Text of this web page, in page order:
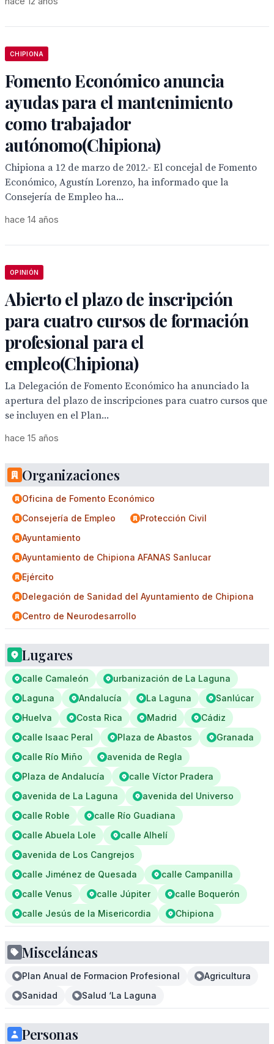
CHIPIONA
Fomento Económico anuncia
ayudas para el mantenimiento
como trabajador
autónomo(Chipiona)
Chipiona a 12 de marzo de 2012.- El concejal de Fomento
Económico, Agustín Lorenzo, ha informado que la
Consejería de Empleo ha...
hace 14 años
OPINIÓN
Abierto el plazo de inscripción
para cuatro cursos de formación
profesional para el
empleo(Chipiona)
La Delegación de Fomento Económico ha anunciado la
apertura del plazo de inscripciones para cuatro cursos que
se incluyen en el Plan...
hace 15 años
Organizaciones
Oficina de Fomento Económico
Consejería de Empleo
Protección Civil
Ayuntamiento
Ayuntamiento de Chipiona AFANAS Sanlucar
Ejército
Delegación de Sanidad del Ayuntamiento de Chipiona
Centro de Neurodesarrollo
Lugares
calle Camaleón
urbanización de La Laguna
Laguna
Andalucía La Laguna
Sanlúcar
Huelva
Costa Rica Madrid
Cádiz
calle Isaac Peral
Plaza de Abastos
Granada
calle Río Miño
avenida de Regla
Plaza de Andalucía
calle Víctor Pradera
avenida de La Laguna
avenida del Universo
calle Roble
calle Río Guadiana
calle Abuela Lole
calle Alhelí
avenida de Los Cangrejos
calle Jiménez de Quesada
calle Campanilla
calle Venus
calle Júpiter
calle Boquerón
calle Jesús de la Misericordia
Chipiona
Misceláneas
Plan Anual de Formacion Profesional
Agricultura
Sanidad
Salud ‘La Laguna
Personas